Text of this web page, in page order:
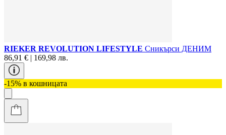
RIEKER REVOLUTION LIFESTYLE Сникърси ДЕНИМ
86,91 € | 169,98 лв.
-15% в кошницата